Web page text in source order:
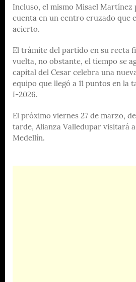
Incluso, el mismo Misael Martínez
cuenta en un centro cruzado que
acierto.
El trámite del partido en su recta
vuelta, no obstante, el tiempo se
capital del Cesar celebra una
equipo que llegó a 11 puntos en la
I-2026.
El próximo viernes 27 de marzo,
tarde, Alianza Valledupar visitará
Medellín.